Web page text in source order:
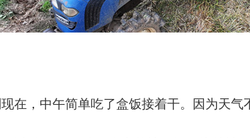
在，中午简单吃了盒饭接着干。因为天气